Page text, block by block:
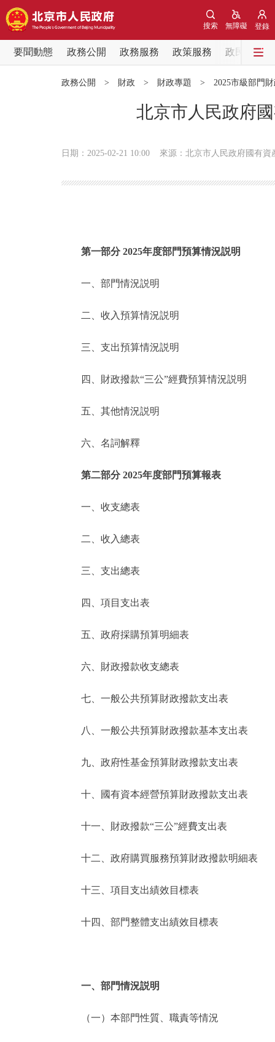
登錄
無障礙
搜索
要聞動態 政務公開 政務服務 政策服務
政民互動
便民服務
仲介服務
政民互動
12345網上接訴即辦
參與調查
走進北京
北京概況
綠色北京
ENGLISH
政務公開 > 財政 > 財政專題 > 2025市級部門
北京市人民政府
日期：2025-02-21 10:00 來源：北京市人民政府國有資
第一部分 2025年度部門預算情況説明
一、部門情況説明
二、收入預算情況説明
三、支出預算情況説明
四、財政撥款“三公”經費預算情況説明
五、其他情況説明
六、名詞解釋
第二部分 2025年度部門預算報表
一、收支總表
二、收入總表
三、支出總表
四、項目支出表
五、政府採購預算明細表
六、財政撥款收支總表
七、一般公共預算財政撥款支出表
八、一般公共預算財政撥款基本支出表
九、政府性基金預算財政撥款支出表
十、國有資本經營預算財政撥款支出表
十一、財政撥款“三公”經費支出表
十二、政府購買服務預算財政撥款明細表
十三、項目支出績效目標表
十四、部門整體支出績效目標表
一、部門情況説明
（一）本部門性質、職責等情況